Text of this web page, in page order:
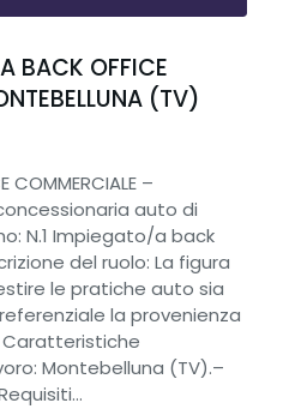
BACK OFFICE
(TV)
COMMERCIALE –
concessionaria auto di
N.1 Impiegato/a back
del ruolo: La figura
le pratiche auto sia
la provenienza
Montebelluna (TV).–